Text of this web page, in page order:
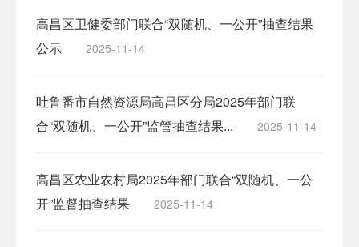
高昌区卫健委部门联合“双随机、一公开”抽查结果
公示
2025-11-14
吐鲁番市自然资源局高昌区分局2025年部门联
合“双随机、一公开”监管抽查结果...
2025-11-14
高昌区农业农村局2025年部门联合“双随机、一公
开”监督抽查结果
2025-11-14